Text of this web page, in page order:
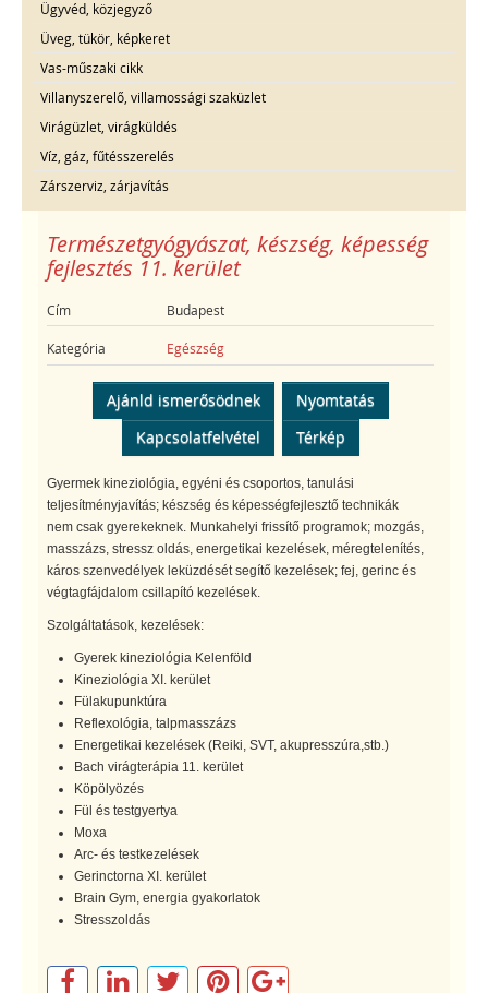
Ügyvéd, közjegyző
Üveg, tükör, képkeret
Vas-műszaki cikk
Villanyszerelő, villamossági szaküzlet
Virágüzlet, virágküldés
Víz, gáz, fűtésszerelés
Zárszerviz, zárjavítás
Természetgyógyászat, készség, képesség
fejlesztés 11. kerület
Cím Budapest
Kategória Egészség
Ajánld ismerősödnek
Nyomtatás
Kapcsolatfelvétel
Térkép
Gyermek kineziológia, egyéni és csoportos, tanulási
teljesítményjavítás; készség és képességfejlesztő technikák
nem csak gyerekeknek. Munkahelyi frissítő programok; mozgás,
masszázs, stressz oldás, energetikai kezelések, méregtelenítés,
káros szenvedélyek leküzdését segítő kezelések; fej, gerinc és
végtagfájdalom csillapító kezelések.
Szolgáltatások, kezelések:
Gyerek kineziológia Kelenföld
Kineziológia XI. kerület
Fülakupunktúra
Reflexológia, talpmasszázs
Energetikai kezelések (Reiki, SVT, akupresszúra,stb.)
Bach virágterápia 11. kerület
Köpölyözés
Fül és testgyertya
Moxa
Arc- és testkezelések
Gerinctorna XI. kerület
Brain Gym, energia gyakorlatok
Stresszoldás